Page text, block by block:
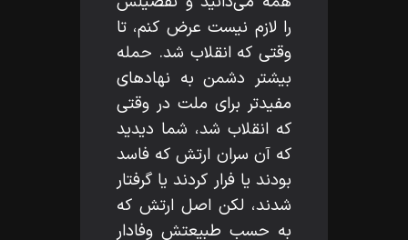
را لازم نيست عرض كنم، تا
وقتى كه انقلاب شد. حمله
بيشتر دشمن به نهادهاى
مفيدتر براى ملت در وقتى
كه انقلاب شد، شما ديديد
كه آن سران ارتش كه فاسد
بودند يا فرار كردند يا گرفتار
شدند، لكن اصل ارتش كه
به حسب طبيعتش وفادار